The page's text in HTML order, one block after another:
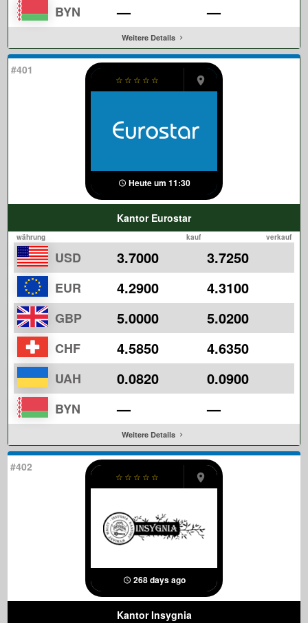
BYN — —
Weitere Details
#401
☆
☆
☆
☆
☆
Heute um 11:30
Kantor Eurostar
währung kauf verkauf
USD 3.7000 3.7250
EUR 4.2900 4.3100
GBP 5.0000 5.0200
CHF 4.5850 4.6350
UAH 0.0820 0.0900
BYN — —
Weitere Details
#402
☆
☆
☆
☆
☆
268 days ago
Kantor Insygnia